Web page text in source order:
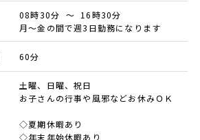
08時30分 ～ 16時30分
月～金の間で週3日勤務になります
60分
土曜、日曜、祝日
お子さんの行事や風邪などお休みＯＫ
◇夏期休暇あり
◇年末年始休暇あり